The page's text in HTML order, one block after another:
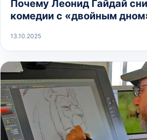
Почему Леонид Гайдай
комедии с «двойным
13.10.2025